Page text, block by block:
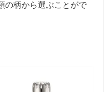
の柄から選ぶことがで